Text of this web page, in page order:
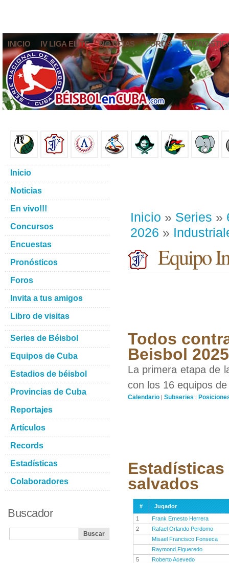
INICIO IV LIGA ELITE NOTICIAS FOROS
Inicio » Series »
2026 »
Equipo
Todos
Beisbol
La primera etapa de
con los 16 equipos
Calendario | Subseries |
salvados
#
Jugador
1
Frank Ernesto Herrera
2
Rafael Orlando Perdomo
Misael Francisco Fonseca
Raymond Figueredo
5
Roberto Acevedo
Inicio
Noticias
En vivo!!!
Concursos
Encuestas
Pronósticos
Foros
Invita a tus amigos
Libro de visitas
Series de Béisbol
Equipos de Cuba
Estadios de béisbol
Provincias de Cuba
Reportajes
Artículos
Records
Estadísticas
Colaboradores
Buscador